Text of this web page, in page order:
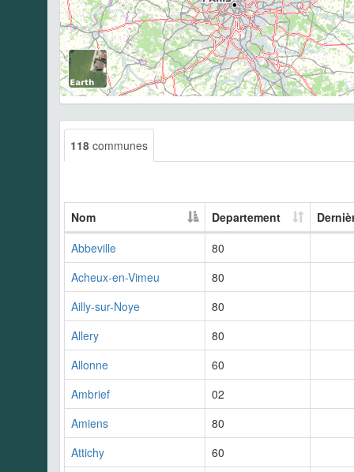
118 communes
Nom Departement
Abbeville
80
Acheux-en-Vimeu
80
Ailly-sur-Noye
80
Allery
80
Allonne
60
Ambrief
02
Amiens
80
Attichy
60